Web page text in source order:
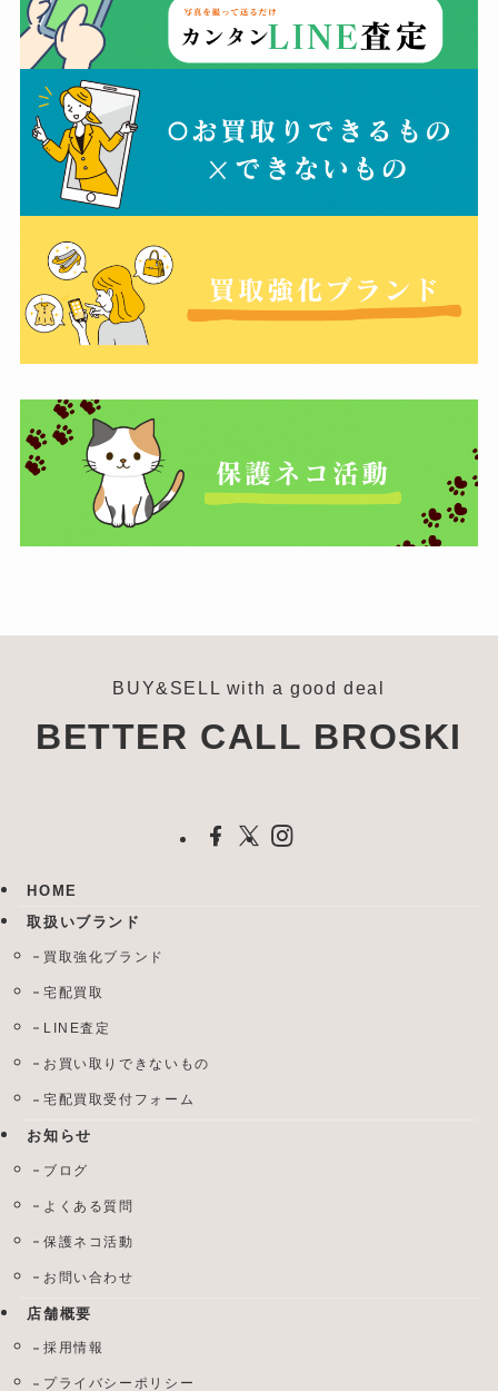
BUY&SELL with a good deal
BETTER CALL BROSKI
HOME
取扱いブランド
買取強化ブランド
宅配買取
LINE査定
お買い取りできないもの
宅配買取受付フォーム
お知らせ
ブログ
よくある質問
保護ネコ活動
お問い合わせ
店舗概要
採用情報
プライバシーポリシー